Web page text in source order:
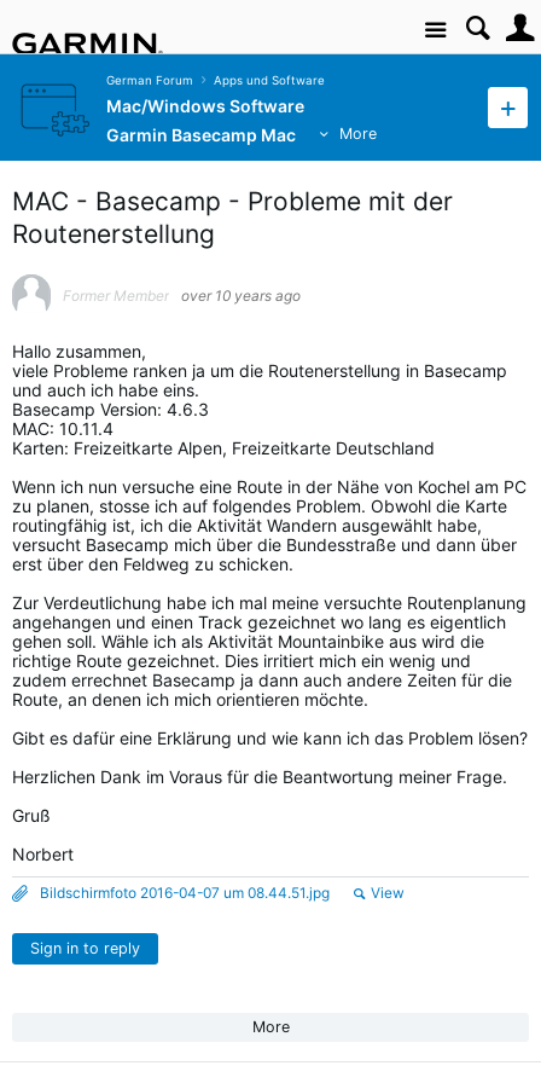
Site
German Forum Apps und Software
Mac/Windows Software
Garmin Basecamp Mac
More
MAC - Basecamp - Probleme mit der
Routenerstellung
Former Member over 10 years ago
Hallo zusammen,
viele Probleme ranken ja um die Routenerstellung in Basecamp
und auch ich habe eins.
Basecamp Version: 4.6.3
MAC: 10.11.4
Karten: Freizeitkarte Alpen, Freizeitkarte Deutschland
Wenn ich nun versuche eine Route in der Nähe von Kochel am PC
zu planen, stosse ich auf folgendes Problem. Obwohl die Karte
routingfähig ist, ich die Aktivität Wandern ausgewählt habe,
versucht Basecamp mich über die Bundesstraße und dann über
erst über den Feldweg zu schicken.
Zur Verdeutlichung habe ich mal meine versuchte Routenplanung
angehangen und einen Track gezeichnet wo lang es eigentlich
gehen soll. Wähle ich als Aktivität Mountainbike aus wird die
richtige Route gezeichnet. Dies irritiert mich ein wenig und
zudem errechnet Basecamp ja dann auch andere Zeiten für die
Route, an denen ich mich orientieren möchte.
Gibt es dafür eine Erklärung und wie kann ich das Problem lösen?
Herzlichen Dank im Voraus für die Beantwortung meiner Frage.
Gruß
Norbert
Bildschirmfoto 2016-04-07 um 08.44.51.jpg View
Sign in to reply
More